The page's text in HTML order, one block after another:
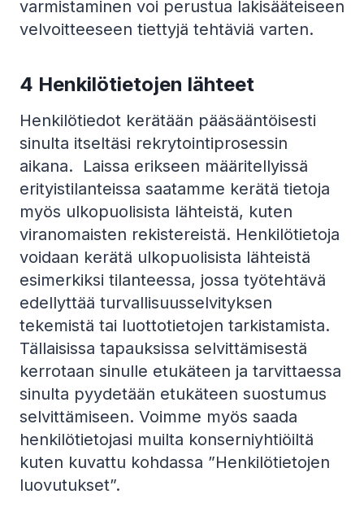
varmistaminen voi perustua lakisääteiseen
velvoitteeseen tiettyjä tehtäviä varten.
4 Henkilötietojen lähteet
Henkilötiedot kerätään pääsääntöisesti
sinulta itseltäsi rekrytointiprosessin
aikana. Laissa erikseen määritellyissä
erityistilanteissa saatamme kerätä tietoja
myös ulkopuolisista lähteistä, kuten
viranomaisten rekistereistä. Henkilötietoja
voidaan kerätä ulkopuolisista lähteistä
esimerkiksi tilanteessa, jossa työtehtävä
edellyttää turvallisuusselvityksen
tekemistä tai luottotietojen tarkistamista.
Tällaisissa tapauksissa selvittämisestä
kerrotaan sinulle etukäteen ja tarvittaessa
sinulta pyydetään etukäteen suostumus
selvittämiseen. Voimme myös saada
henkilötietojasi muilta konserniyhtiöiltä
kuten kuvattu kohdassa ”Henkilötietojen
luovutukset”.